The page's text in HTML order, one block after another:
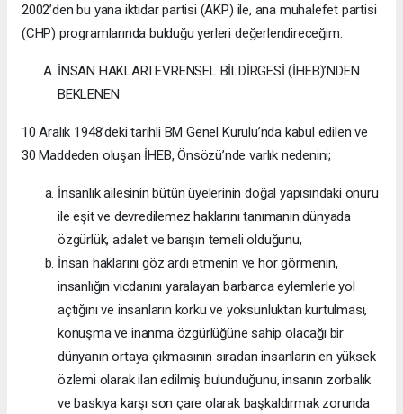
2002’den bu yana iktidar partisi (AKP) ile, ana muhalefet partisi
(CHP) programlarında bulduğu yerleri değerlendireceğim.
İNSAN HAKLARI EVRENSEL BİLDİRGESİ (İHEB)’NDEN
BEKLENEN
10 Aralık 1948’deki tarihli BM Genel Kurulu’nda kabul edilen ve
30 Maddeden oluşan İHEB, Önsözü’nde varlık nedenini;
İnsanlık ailesinin bütün üyelerinin doğal yapısındaki onuru
ile eşit ve devredilemez haklarını tanımanın dünyada
özgürlük, adalet ve barışın temeli olduğunu,
İnsan haklarını göz ardı etmenin ve hor görmenin,
insanlığın vicdanını yaralayan barbarca eylemlerle yol
açtığını ve insanların korku ve yoksunluktan kurtulması,
konuşma ve inanma özgürlüğüne sahip olacağı bir
dünyanın ortaya çıkmasının sıradan insanların en yüksek
özlemi olarak ilan edilmiş bulunduğunu, insanın zorbalık
ve baskıya karşı son çare olarak başkaldırmak zorunda